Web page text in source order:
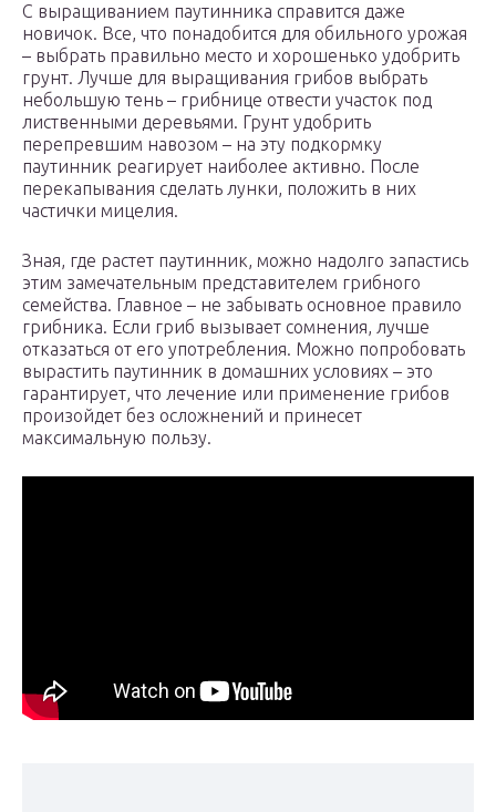
С выращиванием паутинника справится даже
новичок. Все, что понадобится для обильного урожая
– выбрать правильно место и хорошенько удобрить
грунт. Лучше для выращивания грибов выбрать
небольшую тень – грибнице отвести участок под
лиственными деревьями. Грунт удобрить
перепревшим навозом – на эту подкормку
паутинник реагирует наиболее активно. После
перекапывания сделать лунки, положить в них
частички мицелия.
Зная, где растет паутинник, можно надолго запастись
этим замечательным представителем грибного
семейства. Главное – не забывать основное правило
грибника. Если гриб вызывает сомнения, лучше
отказаться от его употребления. Можно попробовать
вырастить паутинник в домашних условиях – это
гарантирует, что лечение или применение грибов
произойдет без осложнений и принесет
максимальную пользу.